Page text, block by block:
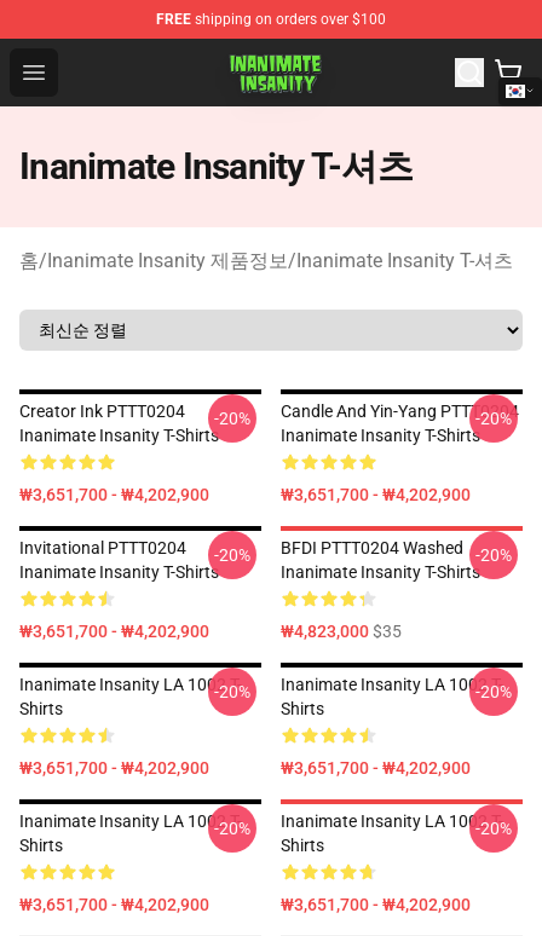
FREE shipping on orders over $100
Open menu
Inanimate Insanity Store - Official Inanimate Insanity
Inanimate Insanity T-셔츠
홈/Inanimate Insanity 제품정보/Inanimate Insanity T-셔츠
Creator Ink PTTT0204
Inanimate Insanity T-Shirts
₩3,651,700 - ₩4,202,900
-20%
Candle And Yin-Yang PTTT0204
Inanimate Insanity T-Shirts
₩3,651,700 - ₩4,202,900
-20%
Invitational PTTT0204
Inanimate Insanity T-Shirts
₩3,651,700 - ₩4,202,900
-20%
BFDI PTTT0204 Washed
Inanimate Insanity T-Shirts
₩4,823,000$35
-20%
Inanimate Insanity LA 1002 T-
Shirts
₩3,651,700 - ₩4,202,900
-20%
Inanimate Insanity LA 1002 T-
Shirts
₩3,651,700 - ₩4,202,900
-20%
Inanimate Insanity LA 1002 T-
Shirts
₩3,651,700 - ₩4,202,900
-20%
Inanimate Insanity LA 1002 T-
Shirts
₩3,651,700 - ₩4,202,900
-20%